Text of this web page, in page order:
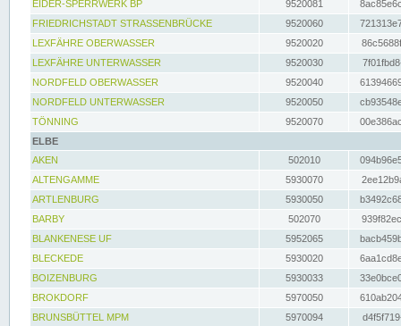
EIDER-SPERRWERK BP
9520081
FRIEDRICHSTADT STRASSENBRÜCKE
9520060
LEXFÄHRE OBERWASSER
9520020
LEXFÄHRE UNTERWASSER
9520030
NORDFELD OBERWASSER
9520040
NORDFELD UNTERWASSER
9520050
TÖNNING
9520070
ELBE
AKEN
502010
ALTENGAMME
5930070
ARTLENBURG
5930050
BARBY
502070
BLANKENESE UF
5952065
BLECKEDE
5930020
BOIZENBURG
5930033
BROKDORF
5970050
BRUNSBÜTTEL MPM
5970094